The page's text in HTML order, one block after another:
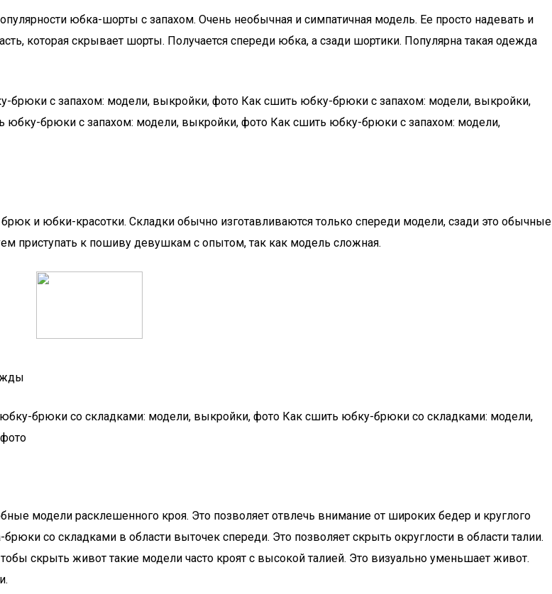
юбка-шорты с запахом. Очень необычная и симпатичная модель. Ее просто надевать и
которая скрывает шорты. Получается спереди юбка, а сзади шортики. Популярна такая одежда
с запахом: модели, выкройки, фото Как сшить юбку-брюки с запахом: модели, выкройки,
брюки с запахом: модели, выкройки, фото Как сшить юбку-брюки с запахом: модели,
и юбки-красотки. Складки обычно изготавливаются только спереди модели, сзади это обычные
к пошиву девушкам с опытом, так как модель сложная.
брюки со складками: модели, выкройки, фото Как сшить юбку-брюки со складками: модели,
модели расклешенного кроя. Это позволяет отвлечь внимание от широких бедер и круглого
со складками в области выточек спереди. Это позволяет скрыть округлости в области талии.
скрыть живот такие модели часто кроят с высокой талией. Это визуально уменьшает живот.